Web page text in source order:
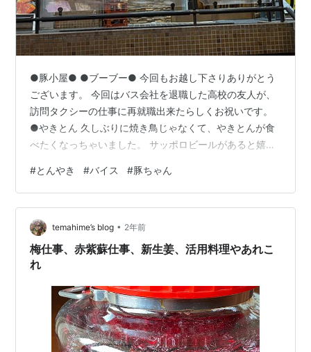
●豚小屋● ●ブーブー● 今回もお越し下さりありがとう
ございます。 今回はバス会社を退職した高校の友人が、
訪問タクシーの仕事に再就職出来たらしくお祝いです。
●やきとん 久しぶりに焼き鳥じゃなくて、やきとんが食
べたくなっちゃいました。 サッポロビールがあると嬉し
「SORACHI」 ソラチエースは北海道の空知郡で作るサッ
ポロが品種化した麦芽です。 飲めば分かりますけど、ふ
わっと香ばしい麦芽の香りが鼻に抜けます。 ●やんばる
あぐぅ〜豚 豚のお刺身が食べれる店は少ないです。 低温
調理してあるのかな？ レバ刺しもとってもビールに合い
ます。 僕:「再就職…
#とんやき #バイス #豚ちゃん
temahime’s blog • 2年前
梅仕事、赤紫蘇仕事、新生姜、活用料理やあれこ
れ